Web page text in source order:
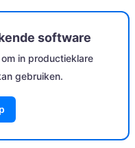
software
in productieklare
gebruiken.